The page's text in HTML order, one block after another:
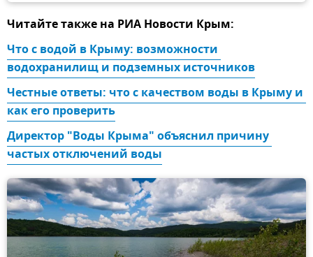
Читайте также на РИА Новости Крым:
Что с водой в Крыму: возможности
водохранилищ и подземных источников
Честные ответы: что с качеством воды в Крыму и
как его проверить
Директор "Воды Крыма" объяснил причину
частых отключений воды